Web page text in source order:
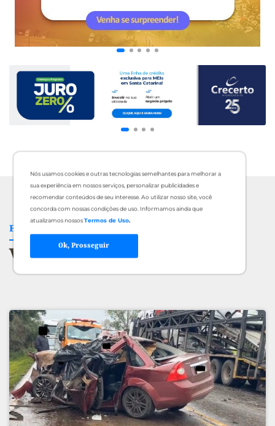
Nós usamos cookies e outras tecnologias semelhantes para melhorar a
sua experiência em nossos serviços, personalizar publicidades e
recomendar conteúdos de seu interesse. Ao utilizar nosso site, você
concorda com nossas condições de uso. Informamos ainda que
atualizamos nossosTermos de Uso.
Ok, Prosseguir
FIQUE INFORMADO
Veja mais Notícias